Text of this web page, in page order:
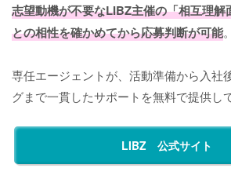
志望動機が不要なLIBZ主催の「相互理解
との相性を確かめてから応募判断が可能。
専任エージェントが、活動準備から入社
グまで一貫したサポートを無料で提供し
LIBZ 公式サイト